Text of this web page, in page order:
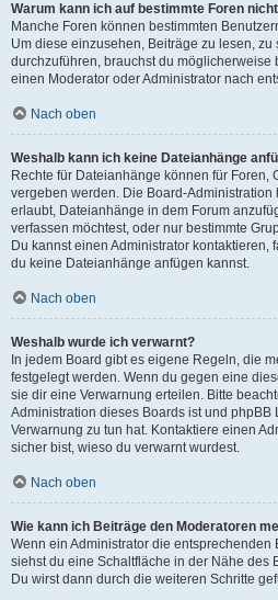
Warum kann ich auf bestimmte Foren
Manche Foren können bestimmten
Um diese einzusehen, Beiträge zu lesen,
durchzuführen, brauchst du möglicherweise
einen Moderator oder Administrator nach
Nach oben
Weshalb kann ich keine Dateianhänge
Rechte für Dateianhänge können für Foren,
vergeben werden. Die Board-
erlaubt, Dateianhänge in dem Forum
verfassen möchtest, oder nur bestimmte
Du kannst einen Administrator kontaktieren,
du keine Dateianhänge anfügen kannst.
Nach oben
Weshalb wurde ich verwarnt?
In jedem Board gibt es eigene Regeln, die
festgelegt werden. Wenn du gegen eine
sie dir eine Verwarnung erteilen. Bitte
Administration dieses Boards ist und phpBB
Verwarnung zu tun hat. Kontaktiere einen
sicher bist, wieso du verwarnt wurdest.
Nach oben
Wie kann ich Beiträge den Moderatoren
Wenn ein Administrator die
siehst du eine Schaltfläche in der Nähe des
Du wirst dann durch die weiteren Schritte